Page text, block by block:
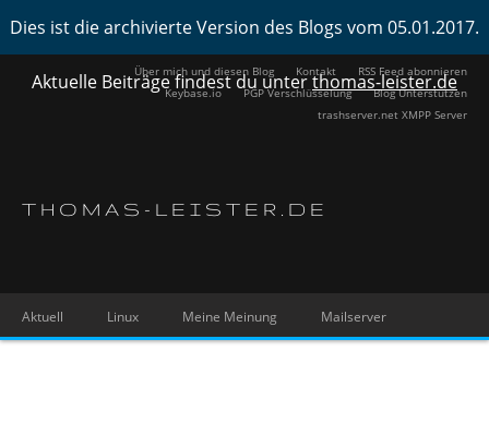
Dies ist die archivierte Version des Blogs vom 05.01.2017.
Aktuelle Beiträge findest du unterthomas-leister.de
RSS Feed abonnieren
Kontakt
Über mich und diesen Blog
Blog Unterstützen
PGP Verschlüsselung
Keybase.io
trashserver.net XMPP Server
THOMAS-LEISTER.DE
Aktuell Linux Meine Meinung Mailserver